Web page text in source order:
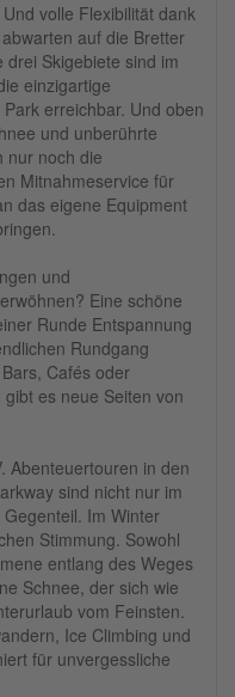
volle Flexibilität dank
auf die Bretter
drei Skigebiete sind im
einzigartige
erreichbar. Und oben
und unberührte
nur noch die
Mitnahmeservice für
das eigene Equipment
und
Eine schöne
Runde Entspannung
Rundgang
Cafés oder
es neue Seiten von
Abenteuertouren in den
sind nicht nur im
Im Winter
Stimmung. Sowohl
entlang des Weges
Schnee, der sich wie
vom Feinsten.
Ice Climbing und
für unvergessliche